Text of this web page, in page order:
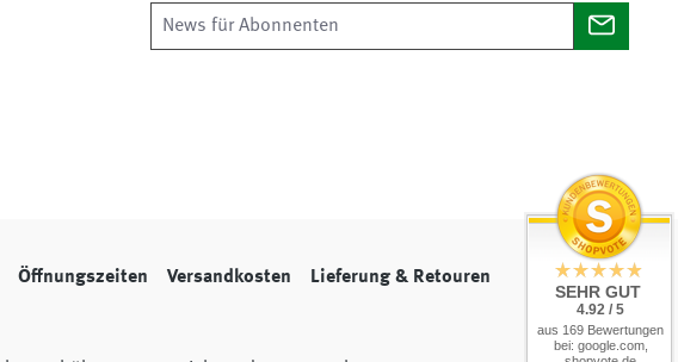
Öffnungszeiten Versandkosten Lieferung & Retouren
SEHR GUT
4.92 / 5
aus 169 Bewertungen
bei: google.com,